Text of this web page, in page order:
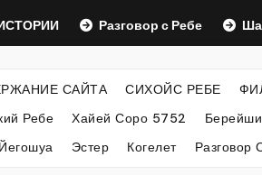
Разговор с Ребе Шаар
САЙТА СИХОЙС РЕБЕ
Ребе
Хайей Соро 5752
Йегошуа Эстер Когелет Разговор